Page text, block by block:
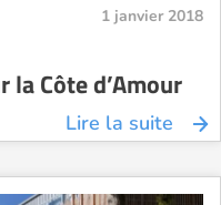
1 janvier 2018
la Côte d’Amour
Lire la suite